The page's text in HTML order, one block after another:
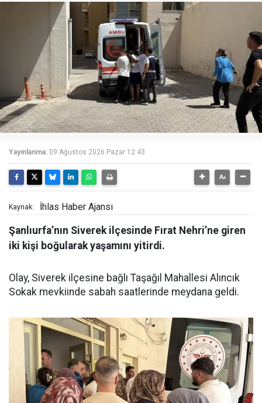
Yayınlanma: 09 Ağustos 2026 Pazar 12:43
Kaynak: İhlas Haber Ajansı
Şanlıurfa’nın Siverek ilçesinde Fırat Nehri’ne giren
iki kişi boğularak yaşamını yitirdi.
Olay, Siverek ilçesine bağlı Taşağıl Mahallesi Alıncık
Sokak mevkiinde sabah saatlerinde meydana geldi.